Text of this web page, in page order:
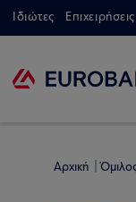
Ιδιώτες Επιχειρήσεις
Αρχική